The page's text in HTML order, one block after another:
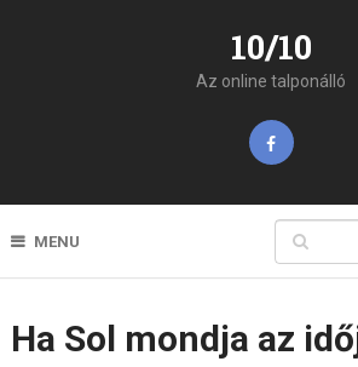
10/10
Az online talponálló
MENU
Ha Sol mondja az